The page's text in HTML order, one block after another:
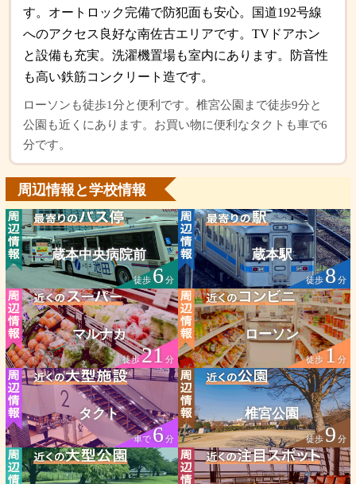
す。オートロック完備で防犯面も安心。国道192号線
へのアクセス良好な南佐古エリアです。TVドアホン
と設備も充実。洗濯機置場も室内にあります。防音性
も高い鉄筋コンクリート造です。
ローソンも徒歩1分と便利です。椎宮公園まで徒歩9分と
公園も近くにあります。お買い物に便利なタクトも車で6
分です。
周辺情報と学校情報
蔵本中央病院前
徒歩6分
蔵本駅
徒歩8 分
マルナカ
徒歩21 分
ローソン
徒歩1 分
タクト
車で6分
椎宮公園
徒歩9 分